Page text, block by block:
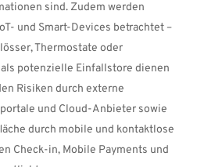
sind. Zudem werden
und Smart-Devices betrachtet –
Thermostate oder
potenzielle Einfallstore dienen
Risiken durch externe
und Cloud-Anbieter sowie
durch mobile und kontaktlose
Check-in, Mobile Payments und